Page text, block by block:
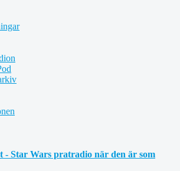
- Star Wars pratradio när den är som